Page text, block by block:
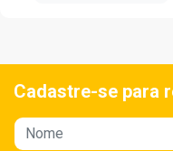
Cadastre-se para